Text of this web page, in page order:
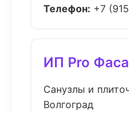
Телефон: +7
ИП Pro
Санузлы и
Волгоград